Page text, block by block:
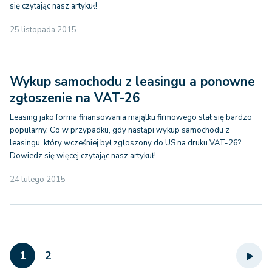
się czytając nasz artykuł!
25 listopada 2015
Wykup samochodu z leasingu a ponowne
zgłoszenie na VAT-26
Leasing jako forma finansowania majątku firmowego stał się bardzo
popularny. Co w przypadku, gdy nastąpi wykup samochodu z
leasingu, który wcześniej był zgłoszony do US na druku VAT-26?
Dowiedz się więcej czytając nasz artykuł!
24 lutego 2015
1 2